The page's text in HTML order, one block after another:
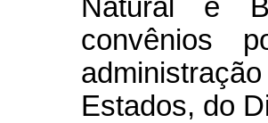
Natural e
convênios
Estados, do